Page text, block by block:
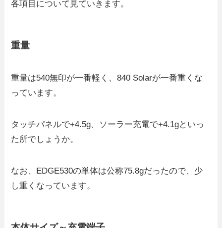
各項目について見ていきます。
重量
重量は540無印が一番軽く、840 Solarが一番重くな
っています。
タッチパネルで+4.5g、ソーラー充電で+4.1gといっ
た所でしょうか。
なお、EDGE530の単体は公称75.8gだったので、少
し重くなっています。